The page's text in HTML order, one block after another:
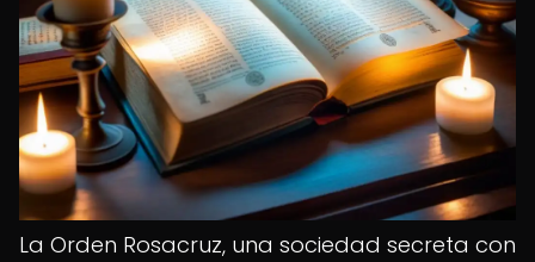
La Orden Rosacruz, una sociedad secreta con